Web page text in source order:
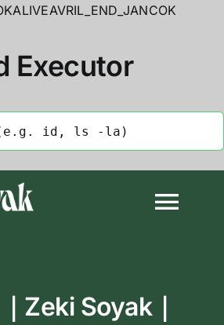
Executor
Biyografi
Zeki Soyak｜